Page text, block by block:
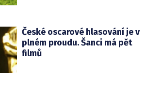
České oscarové hlasování je v
plném proudu. Šanci má pět
filmů